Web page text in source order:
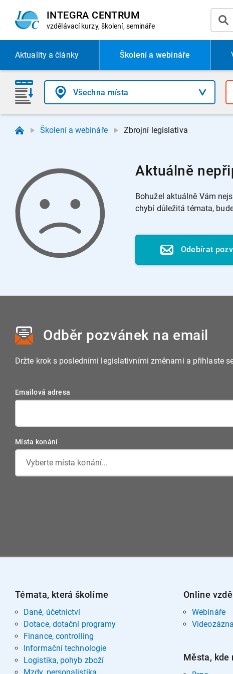
INTEGRA CENTRUM
vzdělávací kurzy, školení, semináře
Aktualitya články Školení a webináře
Školení a webináře Zbrojní legislativa
Aktuálně
Bohužel aktuálně Vám
chybí důležitá témata,
Odebírat
Odběr pozvánek na email
Držte krok s posledními legislativními změnami a přihlaste
Emailová adresa
Místa konání
Vyberte místa konání...
Témata, která školíme
Daně, účetnictví
Dotace, dotační programy
Finance, controlling
Informační technologie
Logistika, pohyb zboží
Online
Webináře
Města, kde